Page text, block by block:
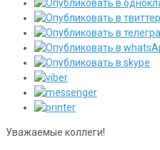
Уважаемые коллеги!